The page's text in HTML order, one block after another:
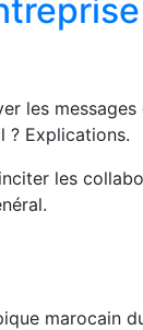
les
? Explications.
les
marocain